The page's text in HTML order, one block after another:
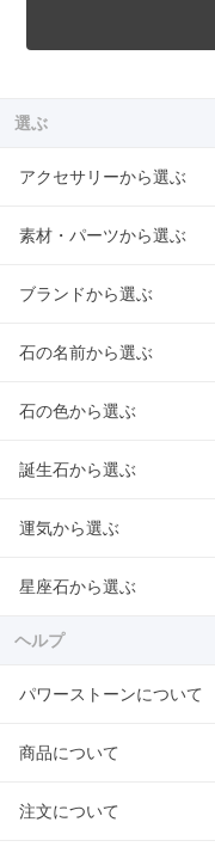
選ぶ
アクセサリーから選ぶ
素材・パーツから選ぶ
ブランドから選ぶ
石の名前から選ぶ
石の色から選ぶ
誕生石から選ぶ
運気から選ぶ
星座石から選ぶ
ヘルプ
パワーストーンについて
商品について
注文について